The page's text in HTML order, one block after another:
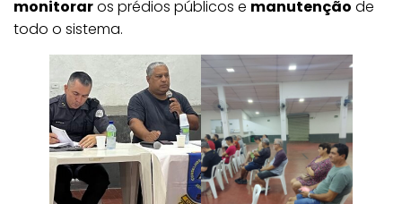
monitoraros prédios públicos e manutenção de
todo o sistema.